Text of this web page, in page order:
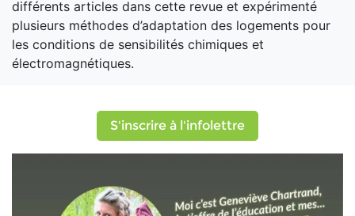
différents articles dans cette revue et expérimenté
plusieurs méthodes d’adaptation des logements pour
les conditions de sensibilités chimiques et
électromagnétiques.
S'inscrire à l'infolettre